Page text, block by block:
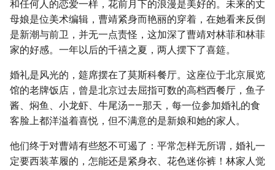
和任何人的恋爱一样，花前月下的浪漫是美好的。未来的丈
母娘是位美术编辑，曹靖紧身而艳丽的穿着，在她看来反倒
是新潮与前卫，并无一点责怪，这加深了曹靖对林菲和林菲
家的好感。一年以后的千禧之夏，两人摆下了喜筵。
婚礼是风光的，筵席摆在了莫斯科餐厅。这座位于北京展览
馆的老牌饭店，曾是北京过去屈指可数的高档西餐厅，鱼子
酱、焖鱼、小龙虾、牛尾汤——那天，每一位参加婚礼的食
客脸上都洋溢着喜悦，但不满意的是新娘和她的家人。
他们终于对曹靖有些怒不可遏了：平常怎样无所谓，婚礼一
定要西装革履的，怎能还是紧身衣、花色迷你裤！林家人觉